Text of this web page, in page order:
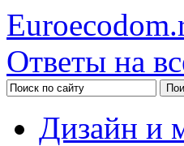
Ответы на
Дизайн и